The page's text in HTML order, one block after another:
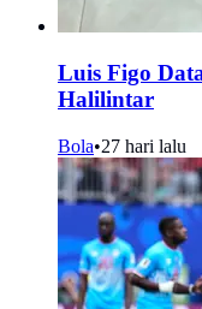
Luis Figo
Halilintar
Bola•27 hari lalu